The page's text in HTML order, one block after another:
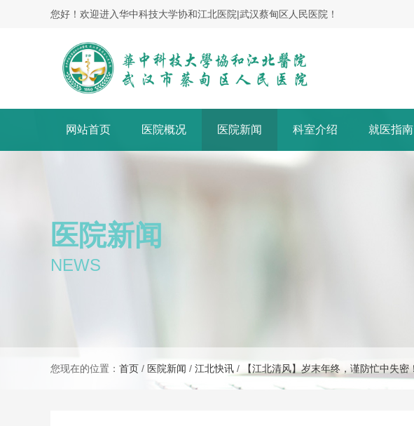
您好！欢迎进入华中科技大学协和江北医院|武汉蔡甸区人民医院！
网站首页 医院概况 医院新闻 科室介绍 就医指南
医院新闻
NEWS
您现在的位置： 首页 / 医院新闻 / 江北快讯 / 【江北清风】岁末年终，谨防忙中失密！